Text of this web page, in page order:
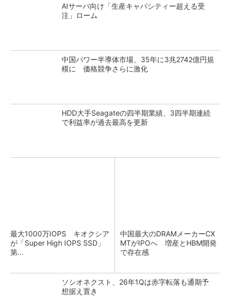
AIサーバ向け「生産キャパシティー超える受
注」ローム
中国パワー半導体市場、35年に3兆2742億円規
模に 価格競争さらに激化
HDD大手Seagateの四半期業績、3四半期連続
で利益率が過去最高を更新
最大1000万IOPS キオクシア
が「Super High IOPS SSD」
第...
中国最大のDRAMメーカーCX
MTがIPOへ 増産とHBM開発
で存在感
ソシオネクスト、26年1Qは赤字転落も通期予
想据え置き